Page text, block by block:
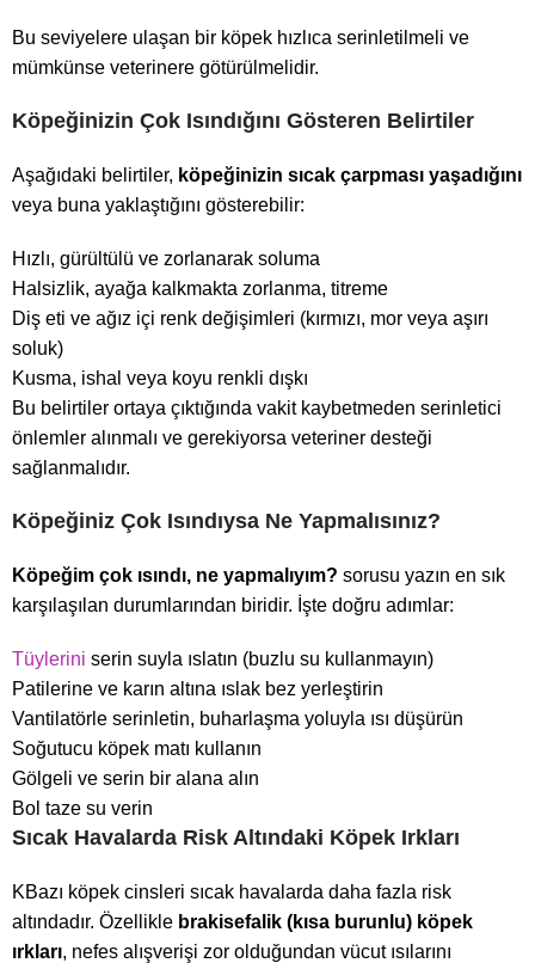
Bu seviyelere ulaşan bir köpek hızlıca serinletilmeli ve
mümkünse veterinere götürülmelidir.
Köpeğinizin Çok Isındığını Gösteren Belirtiler
Aşağıdaki belirtiler, köpeğinizin sıcak çarpması yaşadığını
veya buna yaklaştığını gösterebilir:
Hızlı, gürültülü ve zorlanarak soluma
Halsizlik, ayağa kalkmakta zorlanma, titreme
Diş eti ve ağız içi renk değişimleri (kırmızı, mor veya aşırı
soluk)
Kusma, ishal veya koyu renkli dışkı
Bu belirtiler ortaya çıktığında vakit kaybetmeden serinletici
önlemler alınmalı ve gerekiyorsa veteriner desteği
sağlanmalıdır.
Köpeğiniz Çok Isındıysa Ne Yapmalısınız?
Köpeğim çok ısındı, ne yapmalıyım? sorusu yazın en sık
karşılaşılan durumlarından biridir. İşte doğru adımlar:
Tüylerini serin suyla ıslatın (buzlu su kullanmayın)
Patilerine ve karın altına ıslak bez yerleştirin
Vantilatörle serinletin, buharlaşma yoluyla ısı düşürün
Soğutucu köpek matı kullanın
Gölgeli ve serin bir alana alın
Bol taze su verin
Sıcak Havalarda Risk Altındaki Köpek Irkları
KBazı köpek cinsleri sıcak havalarda daha fazla risk
altındadır. Özellikle brakisefalik (kısa burunlu) köpek
ırkları, nefes alışverişi zor olduğundan vücut ısılarını